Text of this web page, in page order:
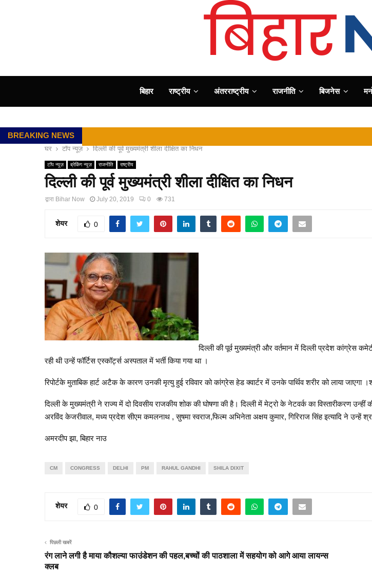
बिहार राष्ट्रीय अंतरराष्ट्रीय राजनीति बिजनेस
BREAKING NEWS
घर टॉप न्यूज़ दिल्ली की पूर्व मुख्यमंत्री शीला दीक्षित का निधन
टॉप न्यूज़ ब्रेकिंग न्यूज़ राजनीति राष्ट्रीय
दिल्ली की पूर्व मुख्यमंत्री शीला दीक्षित का निधन
द्वारा Bihar Now July 20, 2019 0 731
शेयर 0
दिल्ली की पूर्व मुख्यमंत्री और वर्तमान में दिल्ली प्रदेश कांग्रेस
रही थी उन्हें फॉर्टिस एस्कॉर्ट्स अस्पताल में भर्ती किया गया था ।
रिपोर्टके मुताबिक हार्ट अटैक के कारण उनकी मृत्यु हुई रविवार को कांग्रेस हेड क्वार्टर में उनके पार्थिव शरीर को लाया
दिल्ली के मुख्यमंत्री ने राज्य में दो दिवसीय राजकीय शोक की घोषणा की है। दिल्ली में मेट्रो के नेटवर्क का विस्तारीकरण
अरविंद केजरीवाल, मध्य प्रदेश सीएम कमलनाथ , सुषमा स्वराज,फिल्म अभिनेता अक्षय कुमार, गिरिराज सिंह इत्यादि ने उन्हें
अमरदीप झा, बिहार नाउ
CM CONGRESS DELHI PM RAHUL GANDHI SHILA DIXIT
शेयर 0
पिछली खबरें
रंग लाने लगी है माया कौशल्या फाउंडेशन की पहल,बच्चों की पाठशाला में सहयोग को आगे आया लायन्स
क्लब